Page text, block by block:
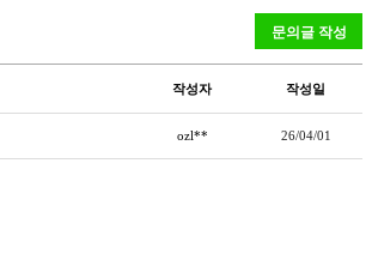
작성자 작성일
ozl** 26/04/01